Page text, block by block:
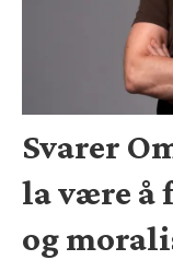
Svarer
la være å
og